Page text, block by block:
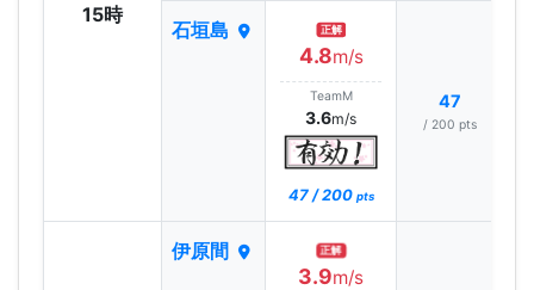
15時
石垣島 正解
4.8m/s
TeamM
3.6m/s
47 / 200 pts
47
/ 200 pts
伊原間 正解
3.9m/s